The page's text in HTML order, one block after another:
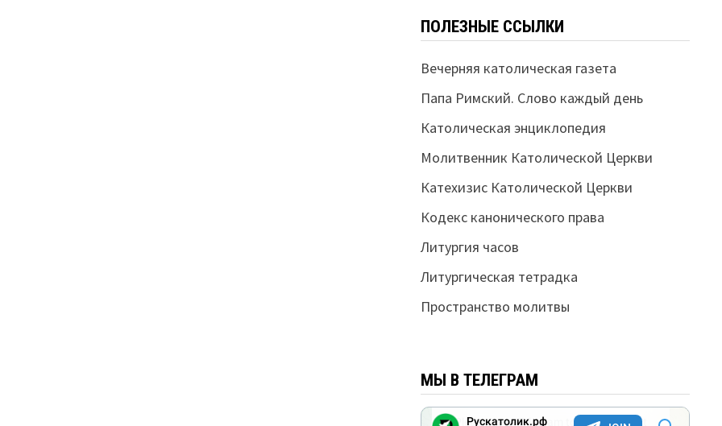
ПОЛЕЗНЫЕ ССЫЛКИ
Вечерняя католическая газета
Папа Римский. Слово каждый день
Католическая энциклопедия
Молитвенник Католической Церкви
Катехизис Католической Церкви
Кодекс канонического права
Литургия часов
Литургическая тетрадка
Пространство молитвы
МЫ В ТЕЛЕГРАМ